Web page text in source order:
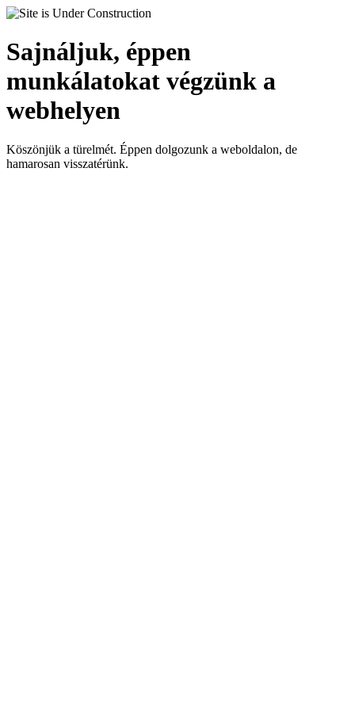
Sajnáljuk, éppen
munkálatokat végzünk a
webhelyen
Köszönjük a türelmét. Éppen dolgozunk a weboldalon, de
hamarosan visszatérünk.